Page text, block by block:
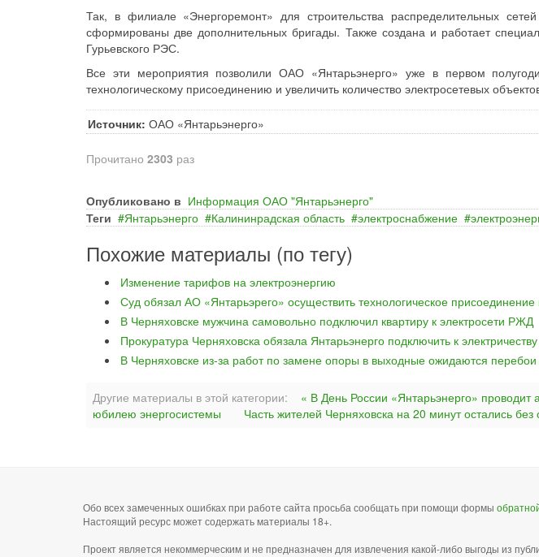
Так, в филиале «Энергоремонт» для строительства распределительных
сформированы две дополнительных бригады. Также создана и работает
Гурьевского РЭС.
Все эти мероприятия позволили ОАО «Янтарьэнерго» уже в первом
технологическому присоединению и увеличить количество электросетевых
Источник: ОАО «Янтарьэнерго»
Прочитано 2303 раз
Опубликовано в Информация ОАО "Янтарьэнерго"
Теги
Янтарьэнерго Калининрадская область электроснабжение
Похожие материалы (по тегу)
Изменение тарифов на электроэнергию
Суд обязал АО «Янтарьэрего» осуществить технологическое
В Черняховске мужчина самовольно подключил квартиру к электросети РЖД
Прокуратура Черняховска обязала Янтарьэнерго подключить к
В Черняховске из-за работ по замене опоры в выходные ожидаются перебои
Другие материалы в этой категории:
« В День России «Янтарьэнерго» проводит
юбилею энергосистемы
Часть жителей Черняховска на 20 минут остались без
Обо всех замеченных ошибках при работе сайта просьба сообщать при помощи формы
Настоящий ресурс может содержать материалы 18+.
Проект является некоммерческим и не предназначен для извлечения какой-либо выгоды из